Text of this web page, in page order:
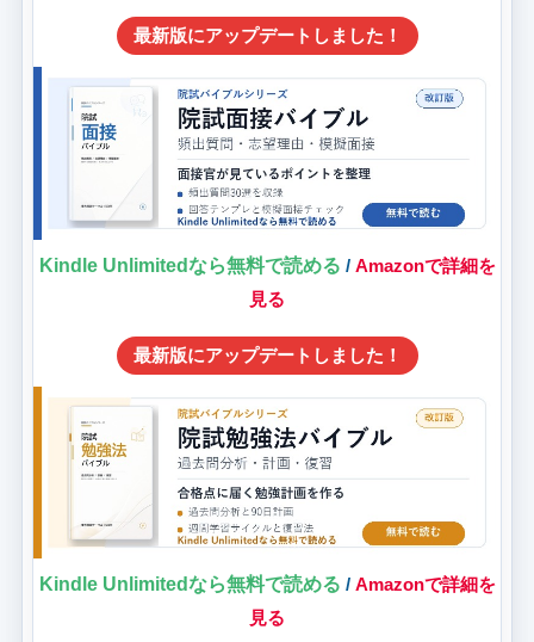
最新版にアップデートしました！
Kindle Unlimitedなら無料で読める / Amazonで詳細を
見る
最新版にアップデートしました！
Kindle Unlimitedなら無料で読める / Amazonで詳細を
見る